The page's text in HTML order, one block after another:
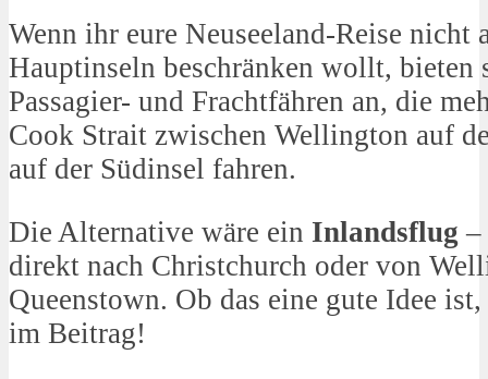
Wenn ihr eure Neuseeland-Reise nicht
Hauptinseln beschränken wollt, bieten
Passagier- und Frachtfähren an, die
Cook Strait zwischen Wellington auf
auf der Südinsel fahren.
Die Alternative wäre ein Inlandsflug –
direkt nach Christchurch oder von
Queenstown. Ob das eine gute Idee
im Beitrag!